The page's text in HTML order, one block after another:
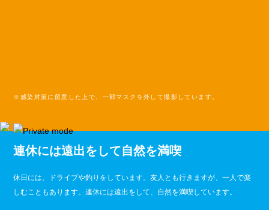
※感染対策に留意した上で、一部マスクを外して撮影しています。
連休には遠出をして自然を満喫
休日には、ドライブや釣りをしています。友人とも行きますが、一人で楽
しむこともあります。連休には遠出をして、自然を満喫しています。